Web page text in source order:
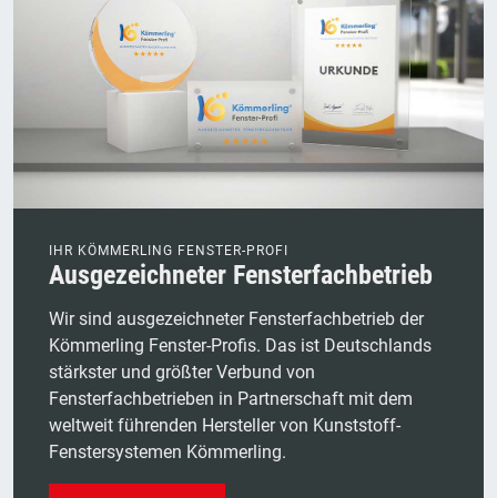
IHR KÖMMERLING FENSTER-PROFI
Ausgezeichneter Fensterfachbetrieb
Wir sind ausgezeichneter Fensterfachbetrieb der
Kömmerling Fenster-Profis. Das ist Deutschlands
stärkster und größter Verbund von
Fensterfachbetrieben in Partnerschaft mit dem
weltweit führenden Hersteller von Kunststoff-
Fenstersystemen Kömmerling.